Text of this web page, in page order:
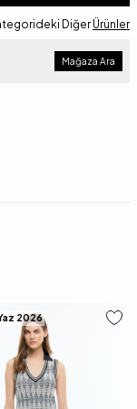
Diğer Ürünler
Mağaza Ara
2026